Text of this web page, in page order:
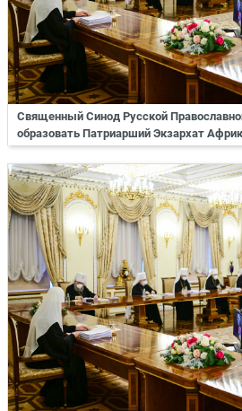
Священный Синод Русской
образовать Патриарший Экзархат